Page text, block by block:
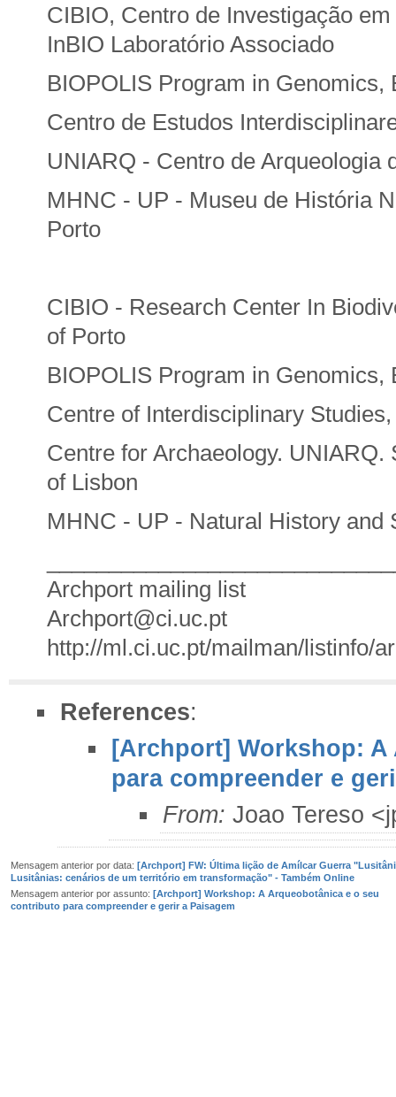
CIBIO, Centro de Investigação
InBIO Laboratório Associado
BIOPOLIS Program in
Centro de Estudos
UNIARQ - Centro de Arqueologia
MHNC - UP - Museu de História
Porto
CIBIO - Research Center In
of Porto
BIOPOLIS Program in
Centre of Interdisciplinary
Centre for Archaeology.
of Lisbon
MHNC - UP - Natural History and
Archport mailing list
Archport@ci.uc.pt
http://ml.ci.uc.pt/mailman/listinfo/
References:
[Archport] Workshop:
para compreender e
From: Joao Tereso
Mensagem anterior por data: [Archport] FW: Última lição de Amílcar Guerra
Lusitânias: cenários de um território em transformação" - Também Online
Mensagem anterior por assunto: [Archport] Workshop: A Arqueobotânica e o seu
contributo para compreender e gerir a Paisagem